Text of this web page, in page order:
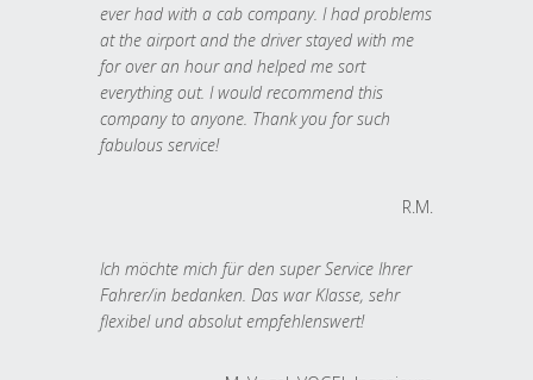
ever had with a cab company. I had problems
at the airport and the driver stayed with me
for over an hour and helped me sort
everything out. I would recommend this
company to anyone. Thank you for such
fabulous service!
R.M.
Ich möchte mich für den super Service Ihrer
Fahrer/in bedanken. Das war Klasse, sehr
flexibel und absolut empfehlenswert!